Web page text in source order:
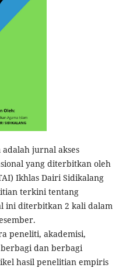
jurnal akses
yang diterbitkan oleh
Ikhlas Dairi Sidikalang
terkini tentang
ini diterbitkan 2 kali dalam
peneliti, akademisi,
dan berbagi
hasil penelitian empiris